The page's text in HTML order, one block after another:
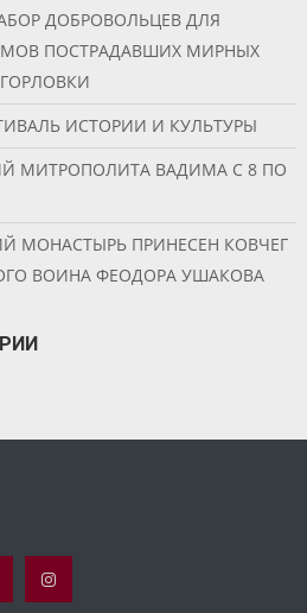
ДОБРОВОЛЬЦЕВ ДЛЯ
ПОСТРАДАВШИХ МИРНЫХ
ИСТОРИИ И КУЛЬТУРЫ
МИТРОПОЛИТА ВАДИМА С 8 ПО
МОНАСТЫРЬ ПРИНЕСЕН КОВЧЕГ
ВОИНА ФЕОДОРА УШАКОВА